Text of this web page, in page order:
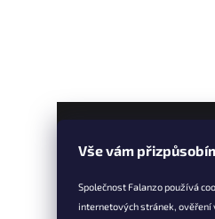
Vše vám
Společnost Falanzo používá
internetových stránek, ověření